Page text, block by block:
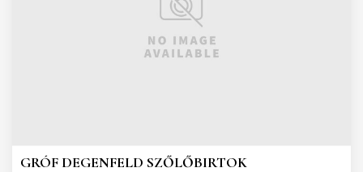
GRÓF DEGENFELD SZŐLŐBIRTOK